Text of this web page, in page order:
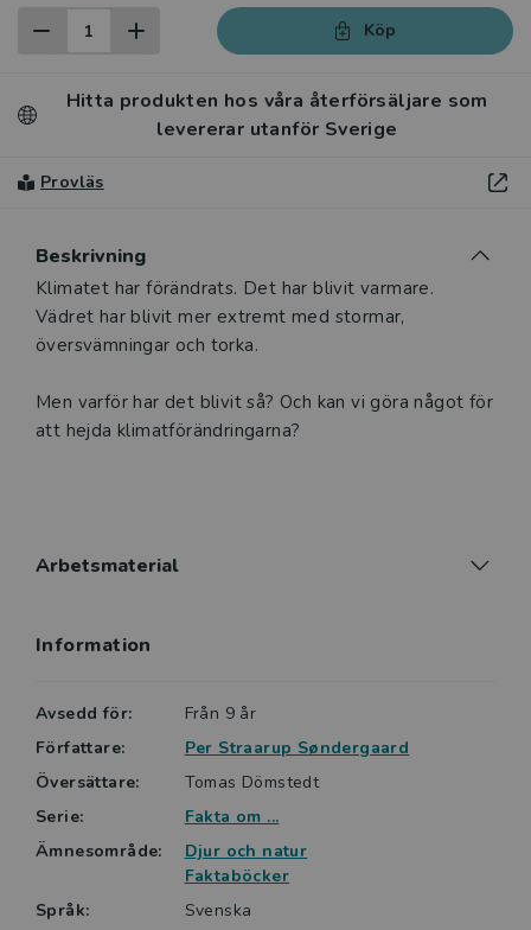
Köp
Hitta produkten hos våra återförsäljare som
levererar utanför Sverige
Provläs
Beskrivning
Klimatet har förändrats. Det har blivit varmare.
Vädret har blivit mer extremt med stormar,
översvämningar och torka.
Men varför har det blivit så? Och kan vi göra något för
att hejda klimat­förändringarna?
Arbetsmaterial
Information
Avsedd för:
Från 9 år
Författare:
Per Straarup Søndergaard
Översättare:
Tomas Dömstedt
Serie:
Fakta om ...
Ämnesområde:
Djur och natur
Faktaböcker
Språk:
Svenska